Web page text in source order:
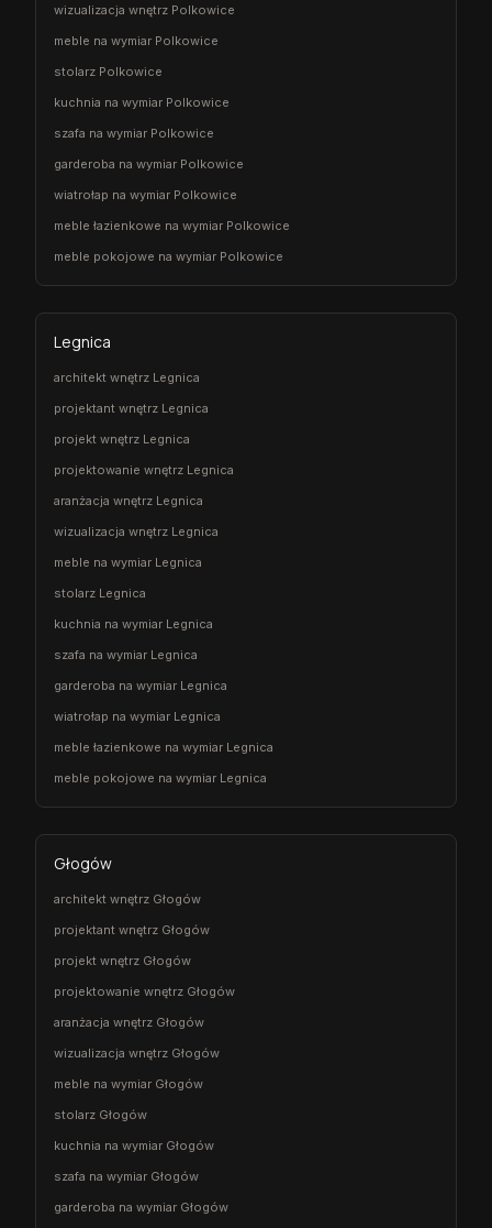
wizualizacja wnętrz Polkowice
meble na wymiar Polkowice
stolarz Polkowice
kuchnia na wymiar Polkowice
szafa na wymiar Polkowice
garderoba na wymiar Polkowice
wiatrołap na wymiar Polkowice
meble łazienkowe na wymiar Polkowice
meble pokojowe na wymiar Polkowice
Legnica
architekt wnętrz Legnica
projektant wnętrz Legnica
projekt wnętrz Legnica
projektowanie wnętrz Legnica
aranżacja wnętrz Legnica
wizualizacja wnętrz Legnica
meble na wymiar Legnica
stolarz Legnica
kuchnia na wymiar Legnica
szafa na wymiar Legnica
garderoba na wymiar Legnica
wiatrołap na wymiar Legnica
meble łazienkowe na wymiar Legnica
meble pokojowe na wymiar Legnica
Głogów
architekt wnętrz Głogów
projektant wnętrz Głogów
projekt wnętrz Głogów
projektowanie wnętrz Głogów
aranżacja wnętrz Głogów
wizualizacja wnętrz Głogów
meble na wymiar Głogów
stolarz Głogów
kuchnia na wymiar Głogów
szafa na wymiar Głogów
garderoba na wymiar Głogów